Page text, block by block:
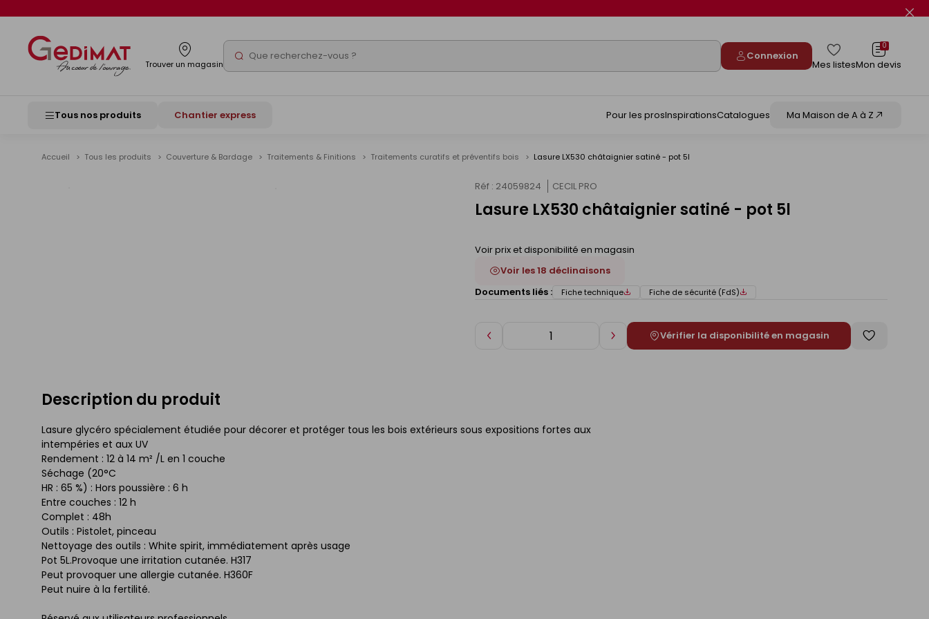
Trouver un magasin Rechercher Connexion
Mes listes
0
Mon devis
Tous nos produits Chantier express Pour les prosInspirationsCatalogues Ma Maison de A à Z
Accueil Tous les produits Couverture & Bardage Traitements & Finitions Traitements curatifs et préventifs bois Lasure LX530 châtaignier satiné - pot 5l
Réf : 24059824 CECIL PRO
Lasure LX530 châtaignier satiné - pot 5l
Voir prix et disponibilité en magasin
Voir les 18 déclinaisons
Documents liés :
Fiche technique Fiche de sécurité (FdS)
Diminuer AugmenterVérifier la disponibilité en magasin
Enregistrer
Description du produit
Lasure glycéro spécialement étudiée pour décorer et protéger tous les bois extérieurs sous expositions fortes aux
intempéries et aux UV
Rendement : 12 à 14 m² /L en 1 couche
Séchage (20°C
HR : 65 %) : Hors poussière : 6 h
Entre couches : 12 h
Complet : 48h
Outils : Pistolet, pinceau
Nettoyage des outils : White spirit, immédiatement après usage
Pot 5L.Provoque une irritation cutanée. H317
Peut provoquer une allergie cutanée. H360F
Peut nuire à la fertilité.